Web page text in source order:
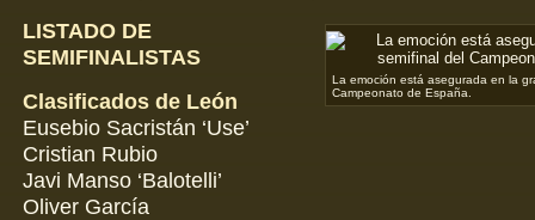
La emoción está asegurada en la
Campeonato de España.
LISTADO DE
SEMIFINALISTAS
Clasificados de León
Eusebio Sacristán ‘Use’
Cristian Rubio
Javi Manso ‘Balotelli’
Oliver García